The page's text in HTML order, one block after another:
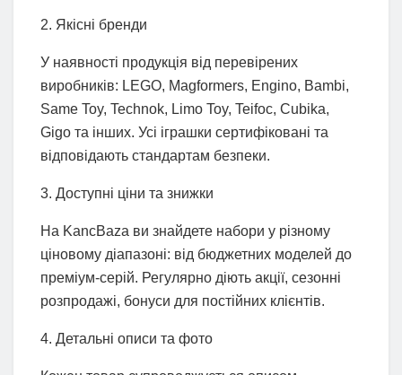
2. Якісні бренди
У наявності продукція від перевірених
виробників: LEGO, Magformers, Engino, Bambi,
Same Toy, Technok, Limo Toy, Teifoc, Cubika,
Gigo та інших. Усі іграшки сертифіковані та
відповідають стандартам безпеки.
3. Доступні ціни та знижки
На KancBaza ви знайдете набори у різному
ціновому діапазоні: від бюджетних моделей до
преміум-серій. Регулярно діють акції, сезонні
розпродажі, бонуси для постійних клієнтів.
4. Детальні описи та фото